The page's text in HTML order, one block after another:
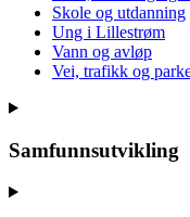
Skole og utdanning
Ung i Lillestrøm
Vann og avløp
Vei, trafikk og
Samfunnsutvikling